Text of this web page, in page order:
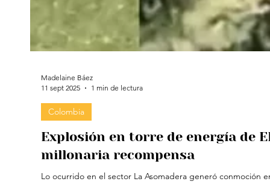
Madelaine Báez
11 sept 2025
1 min de lectura
Colombia